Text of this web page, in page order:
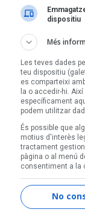
dispositiu
Més
Les teves dades
teu dispositiu
es comparteixi
la o accedir-hi.
específicament
podem utilitzar
És possible que
motius d'interès
tractament
pàgina o al menú
consentiment a la
No